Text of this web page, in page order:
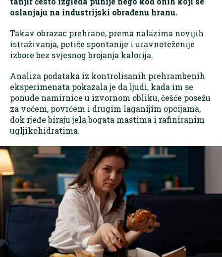
oslanjaju na industrijski obrađenu hranu.
Takav obrazac prehrane, prema nalazima novijih
istraživanja, potiče spontanije i uravnoteženije
izbore bez svjesnog brojanja kalorija.
Analiza podataka iz kontrolisanih prehrambenih
eksperimenata pokazala je da ljudi, kada im se
ponude namirnice u izvornom obliku, češće posežu
za voćem, povrćem i drugim laganijim opcijama,
dok rjeđe biraju jela bogata mastima i rafiniranim
ugljikohidratima.